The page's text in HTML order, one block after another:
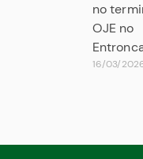
no
OJE no
16/03/